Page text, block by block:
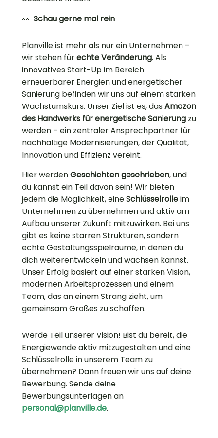
👀 Schau gerne mal rein
Planville ist mehr als nur ein Unternehmen –
wir stehen fürechte Veränderung. Als
innovatives Start-Up im Bereich
erneuerbarer Energien und energetischer
Sanierung befinden wir uns auf einem starken
Wachstumskurs. Unser Ziel ist es, das Amazon
des Handwerks für energetische Sanierungzu
werden – ein zentraler Ansprechpartner für
nachhaltige Modernisierungen, der Qualität,
Innovation und Effizienz vereint.
Hier werdenGeschichten geschrieben, und
du kannst ein Teil davon sein! Wir bieten
jedem die Möglichkeit, eineSchlüsselrolleim
Unternehmen zu übernehmen und aktiv am
Aufbau unserer Zukunft mitzuwirken. Bei uns
gibt es keine starren Strukturen, sondern
echte Gestaltungsspielräume, in denen du
dich weiterentwickeln und wachsen kannst.
Unser Erfolg basiert auf einer starken Vision,
modernen Arbeitsprozessen und einem
Team, das an einem Strang zieht, um
gemeinsam Großes zu schaffen.
Werde Teil unserer Vision! Bist du bereit, die
Energiewende aktiv mitzugestalten und eine
Schlüsselrolle in unserem Team zu
übernehmen? Dann freuen wir uns auf deine
Bewerbung. Sende deine
Bewerbungsunterlagen an
personal@planville.de.